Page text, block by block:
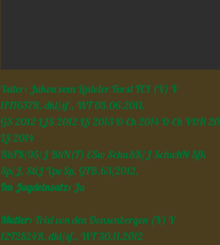
Vater: Jukon vom Linteler Forst FCI (V) V
11T1637R, dkl/sf., WT 05.06.2011,
GS 2012 LJS 2012 LS 2013 D-Ch 2014 D-Ch VDH
LS 2014
BhFK/95/J BhN(F) ESw SchwhK/J SchwhN Sfk
Sp/J, StiJ VpoSp, GTB.63/2012,
Im Jagdeinsatz: Ja
Mutter:Trixi von den Densenbergen (V) V
12T2824R, dkl/sf., WT 30.11.2012